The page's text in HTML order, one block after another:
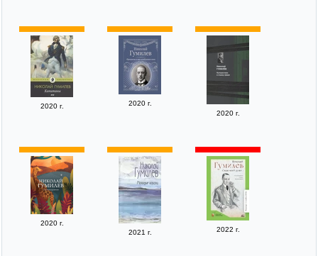
2020 г.
2020 г.
2020 г.
2020 г.
2021 г.
2022 г.